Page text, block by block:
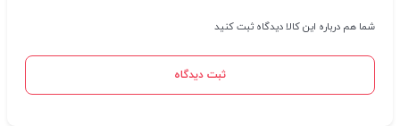
شما هم درباره این کالا دیدگاه ثبت کنید
ثبت دیدگاه